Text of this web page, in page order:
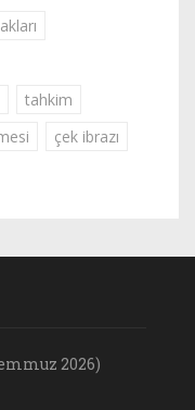
tahkim
çek ibrazı
2026)